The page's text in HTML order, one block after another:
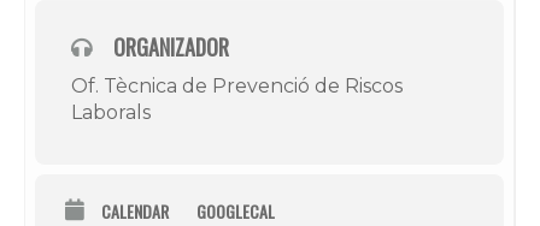
ORGANIZADOR
Of. Tècnica de Prevenció de Riscos
Laborals
CALENDAR GOOGLECAL